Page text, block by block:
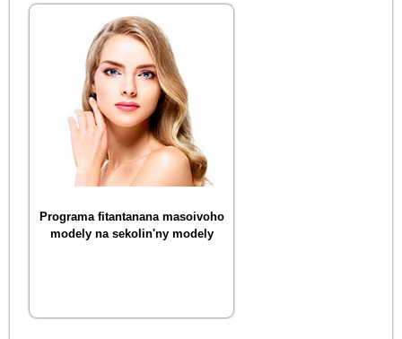
Programa fitantanana masoivoho
modely na sekolin'ny modely